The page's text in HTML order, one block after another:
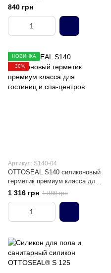
зон премиум-класса
840 грн
НОВИНКА
−30%
Артикул: S140-04
OTTOSEAL S140 силиконовый
герметик премиум класса для
гостиниц и спа-центров
1 316 грн 1 880 грн